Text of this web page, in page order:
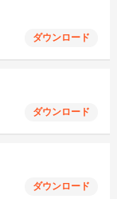
ダウンロード
ダウンロード
ダウンロード